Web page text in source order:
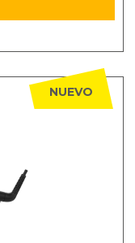
NUEVO